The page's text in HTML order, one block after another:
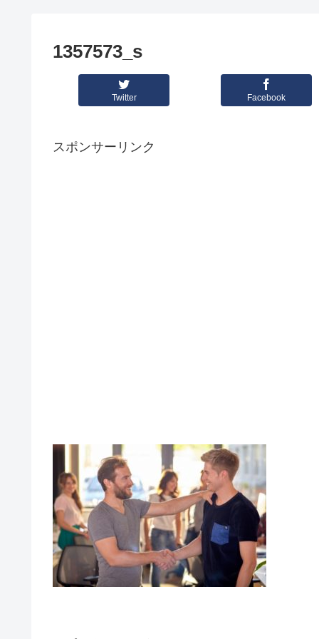
1357573_s
Twitter Facebook
スポンサーリンク